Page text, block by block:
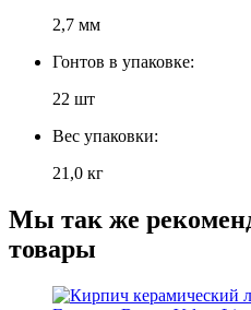
2,7 мм
Гонтов в упаковке:
22 шт
Вес упаковки:
21,0 кг
Мы так же
товары